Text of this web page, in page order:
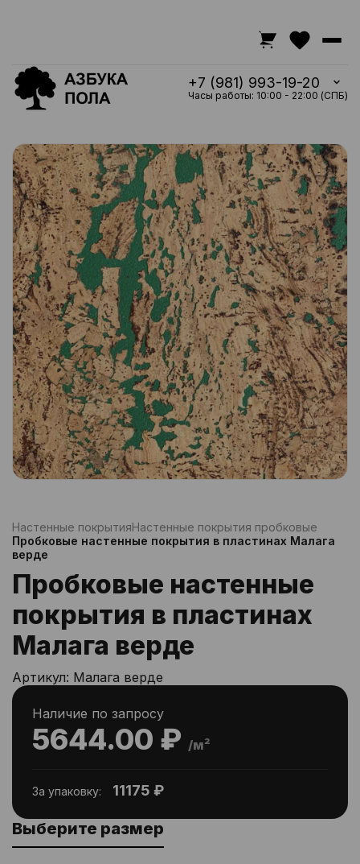
+7 (981) 993-19-20
Часы работы: 10:00 - 22:00 (СПБ)
Настенные покрытияНастенные покрытия пробковые
Пробковые настенные покрытия в пластинах Малага
верде
Пробковые настенные
покрытия в пластинах
Малага верде
Артикул: Малага верде
5644.00 ₽ /м²
Наличие по запросу
За упаковку: 11175 ₽
Выберите размер